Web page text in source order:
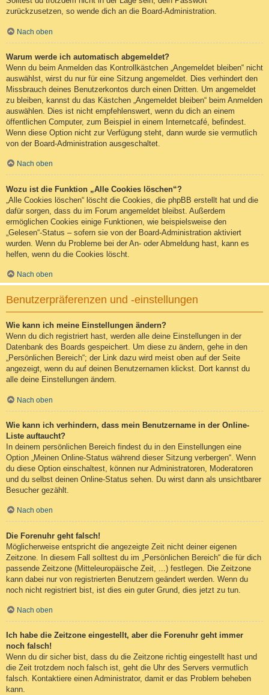
zurückzusetzen, so wende dich an die Board-Administration.
Nach oben
Warum werde ich automatisch abgemeldet?
Wenn du beim Anmelden das Kontrollkästchen „Angemeldet bleiben“ nicht
auswählst, wirst du nur für eine Sitzung angemeldet. Dies verhindert den
Missbrauch deines Benutzerkontos durch einen Dritten. Um angemeldet
zu bleiben, kannst du das Kästchen „Angemeldet bleiben“ beim Anmelden
auswählen. Dies ist nicht empfehlenswert, wenn du dich an einem
öffentlichen Computer, zum Beispiel in einem Internetcafé, befindest.
Wenn diese Option nicht zur Verfügung steht, dann wurde sie vermutlich
von der Board-Administration ausgeschaltet.
Nach oben
Wozu ist die Funktion „Alle Cookies löschen“?
„Alle Cookies löschen“ löscht die Cookies, die phpBB erstellt hat und die
dafür sorgen, dass du im Forum angemeldet bleibst. Außerdem
ermöglichen Cookies einige Funktionen, wie beispielsweise den
„Gelesen“-Status – sofern sie von der Board-Administration aktiviert
wurden. Wenn du Probleme bei der An- oder Abmeldung hast, kann es
helfen, wenn du die Cookies löscht.
Nach oben
Benutzerpräferenzen und -einstellungen
Wie kann ich meine Einstellungen ändern?
Wenn du dich registriert hast, werden alle deine Einstellungen in der
Datenbank des Boards gespeichert. Um diese zu ändern, gehe in den
„Persönlichen Bereich“; der Link dazu wird meist oben auf der Seite
angezeigt, wenn du auf deinen Benutzernamen klickst. Dort kannst du
alle deine Einstellungen ändern.
Nach oben
Wie kann ich verhindern, dass mein Benutzername in der Online-
Liste auftaucht?
In deinem persönlichen Bereich findest du in den Einstellungen eine
Option „Meinen Online-Status während dieser Sitzung verbergen“. Wenn
du diese Option einschaltest, können nur Administratoren, Moderatoren
und du selbst deinen Online-Status sehen. Du wirst dann als unsichtbarer
Besucher gezählt.
Nach oben
Die Forenuhr geht falsch!
Möglicherweise entspricht die angezeigte Zeit nicht deiner eigenen
Zeitzone. In diesem Fall solltest du im „Persönlichen Bereich“ die für dich
passende Zeitzone (Mitteleuropäische Zeit, ...) festlegen. Die Zeitzone
kann dabei nur von registrierten Benutzern geändert werden. Wenn du
noch nicht registriert bist, ist dies ein guter Grund, dies jetzt zu tun.
Nach oben
Ich habe die Zeitzone eingestellt, aber die Forenuhr geht immer
noch falsch!
Wenn du dir sicher bist, dass du die Zeitzone richtig eingestellt hast und
die Zeit trotzdem noch falsch ist, geht die Uhr des Servers vermutlich
falsch. Kontaktiere einen Administrator, damit er das Problem beheben
kann.